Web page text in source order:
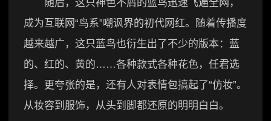
随后，这只神色不屑的蓝鸟迅速飞遍全网，
成为互联网“鸟系”嘲讽界的初代网红。随着传播度
越来越广，这只蓝鸟也衍生出了不少的版本：蓝
的、红的、黄的……各种款式各种花色，任君选
择。更夸张的是，还有人对表情包搞起了“仿妆”。
从妆容到服饰，从头到脚都还原的明明白白。